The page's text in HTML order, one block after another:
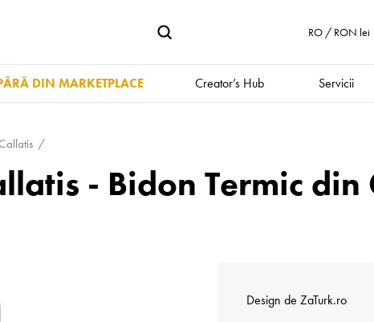
RO / RON lei
DIN MARKETPLACE Creator’s Hub Servicii
- Bidon Termic
Design de ZaTurk.ro